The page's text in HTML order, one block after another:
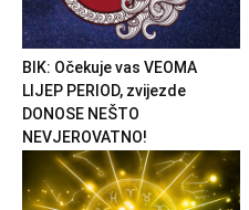
BIK: Očekuje vas VEOMA
LIJEP PERIOD, zvijezde
DONOSE NEŠTO
NEVJEROVATNO!